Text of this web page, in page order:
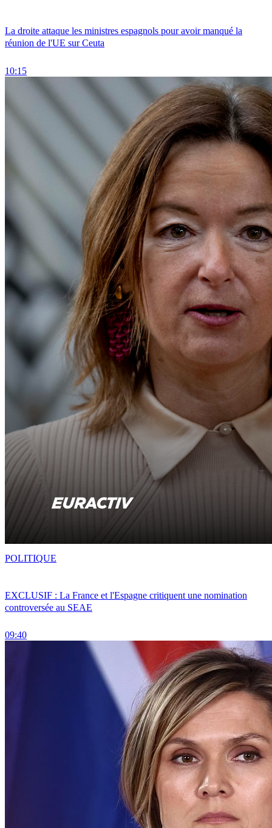
La droite attaque les ministres espagnols pour avoir manqué la
réunion de l'UE sur Ceuta
10:15
EXCLUSIF : La France et l'Espagne critiquent une nomination
controversée au SEAE
09:40
POLITIQUE